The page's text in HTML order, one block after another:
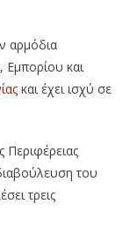
αρμόδια
και
και έχει ισχύ σε
Περιφέρειας
του
τρεις